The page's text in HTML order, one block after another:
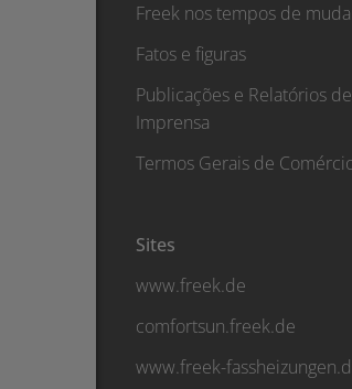
Freek nos tempos de
Fatos e figuras
Publicações e Relatórios de
Imprensa
Termos Gerais de
Sites
www.freek.de
comfortsun.freek.de
www.freek-